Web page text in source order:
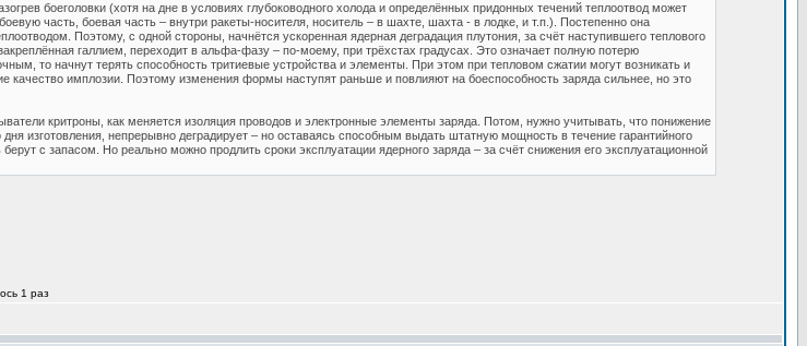
боеголовки (хотя на дне в условиях глубоководного холода и определённых придонных течений теплоотвод может
часть, боевая часть – внутри ракеты-носителя, носитель – в шахте, шахта - в лодке, и т.п.). Постепенно она
Поэтому, с одной стороны, начнётся ускоренная ядерная деградация плутония, за счёт наступившего теплового
галлием, переходит в альфа-фазу – по-моему, при трёхстах градусах. Это означает полную потерю
то начнут терять способность тритиевые устройства и элементы. При этом при тепловом сжатии могут возникать и
имплозии. Поэтому изменения формы наступят раньше и повлияют на боеспособность заряда сильнее, но это
критроны, как меняется изоляция проводов и электронные элементы заряда. Потом, нужно учитывать, что понижение
изготовления, непрерывно деградирует – но оставаясь способным выдать штатную мощность в течение гарантийного
с запасом. Но реально можно продлить сроки эксплуатации ядерного заряда – за счёт снижения его эксплуатационной
1 раз